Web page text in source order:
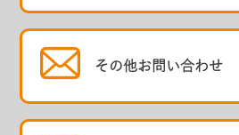
その他お問い合わせ